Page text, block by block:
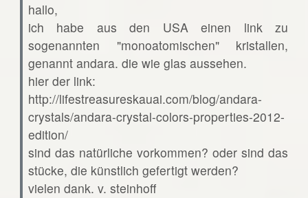
hallo,
ich habe aus den USA einen link zu
sogenannten "monoatomischen" kristallen,
genannt andara. die wie glas aussehen.
hier der link:
http://lifestreasureskauai.com/blog/andara-
crystals/andara-crystal-colors-properties-2012-
edition/
sind das natürliche vorkommen? oder sind das
stücke, die künstlich gefertigt werden?
vielen dank. v. steinhoff